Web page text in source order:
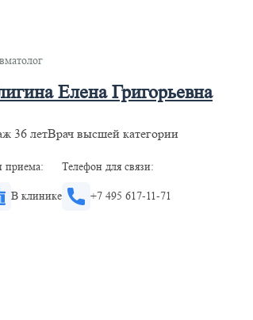
Елена Григорьевна
36 летВрач высшей категории
приема:
В клинике
Телефон для связи:
+7 495 617-11-71